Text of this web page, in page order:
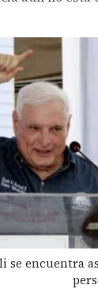
se encuentra